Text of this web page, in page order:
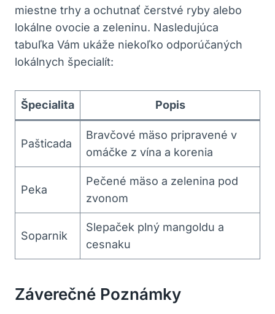
miestne trhy⁤ a ochutnať čerstvé ryby alebo
lokálne ovocie a zeleninu.⁢ Nasledujúca⁣
tabuľka Vám ukáže niekoľko ⁣odporúčaných
lokálnych špecialít:
Špecialita Popis
Pašticada
Bravčové mäso pripravené v
omáčke z vína a korenia
Peka
Pečené mäso a‍ zelenina pod
zvonom
Soparnik
Slepaček plný mangoldu a
cesnaku
Záverečné ⁢poznámky